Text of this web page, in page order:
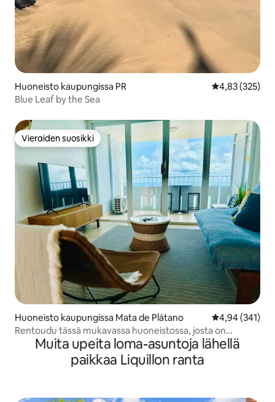
Huoneisto kaupungissa PR
4,83 (325)
Blue Leaf by the Sea
Vieraiden suosikki
Vieraiden suosikki
Huoneisto kaupungissa Mata de Plátano
4,94 (341)
Rentoudu tässä mukavassa huoneistossa, josta on
merinäköala
Muita upeita loma-asuntoja lähellä
paikkaa Liquillon ranta